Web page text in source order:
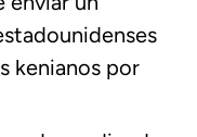
kenianos por